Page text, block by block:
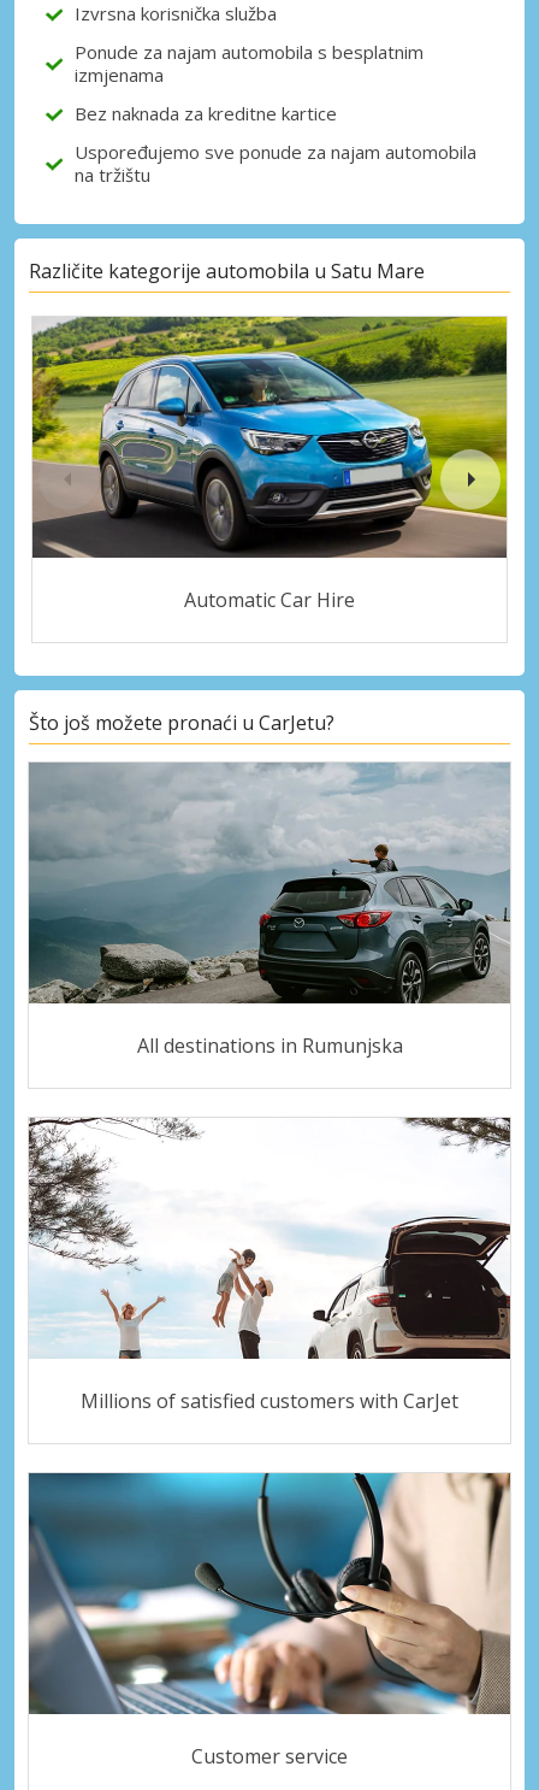
Izvrsna korisnička služba
Ponude za najam automobila s besplatnim
izmjenama
Bez naknada za kreditne kartice
Uspoređujemo sve ponude za najam automobila
na tržištu
Različite kategorije automobila u Satu Mare
Automatic Car Hire
Što još možete pronaći u CarJetu?
All destinations in Rumunjska
Millions of satisfied customers with CarJet
Customer service